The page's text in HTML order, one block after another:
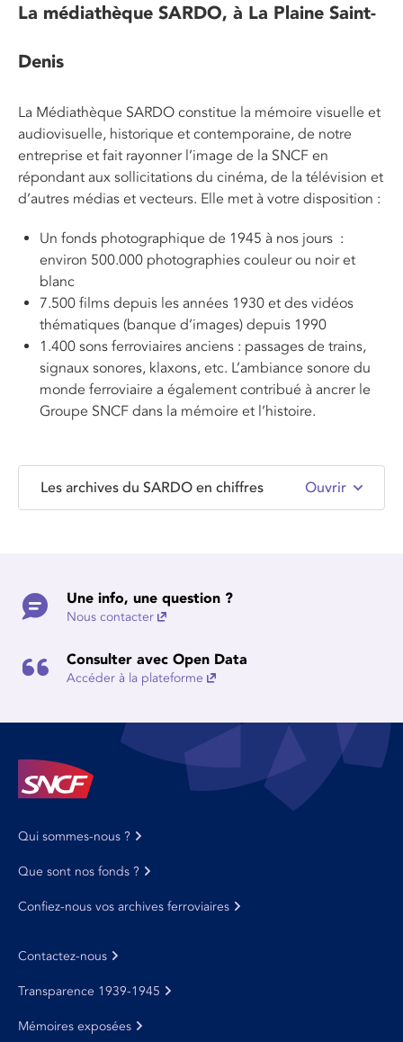
La médiathèque SARDO, à La Plaine Saint-
Denis
La Médiathèque SARDO constitue la mémoire visuelle et
audiovisuelle, historique et contemporaine, de notre
entreprise et fait rayonner l’image de la SNCF en
répondant aux sollicitations du cinéma, de la télévision et
d’autres médias et vecteurs. Elle met à votre disposition :
Un fonds photographique de 1945 à nos jours :
environ 500.000 photographies couleur ou noir et
blanc
7.500 films depuis les années 1930 et des vidéos
thématiques (banque d’images) depuis 1990
1.400 sons ferroviaires anciens : passages de trains,
signaux sonores, klaxons, etc. L’ambiance sonore du
monde ferroviaire a également contribué à ancrer le
Groupe SNCF dans la mémoire et l’histoire.
Les archives du SARDO en chiffres Ouvrir
Une info, une question ?
Nous contacter
Consulter avec Open Data
Accéder à la plateforme
Qui sommes-nous ?
Que sont nos fonds ?
Confiez-nous vos archives ferroviaires
Contactez-nous
Transparence 1939-1945
Mémoires exposées